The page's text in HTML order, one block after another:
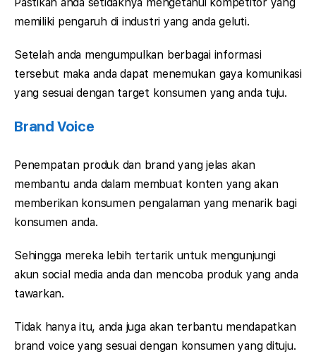
memiliki pengaruh di industri yang anda geluti.
Setelah anda mengumpulkan berbagai informasi
tersebut maka anda dapat menemukan gaya komunikasi
yang sesuai dengan target konsumen yang anda tuju.
Brand Voice
Penempatan produk dan brand yang jelas akan
membantu anda dalam membuat konten yang akan
memberikan konsumen pengalaman yang menarik bagi
konsumen anda.
Sehingga mereka lebih tertarik untuk mengunjungi
akun social media anda dan mencoba produk yang anda
tawarkan.
Tidak hanya itu, anda juga akan terbantu mendapatkan
brand voice yang sesuai dengan konsumen yang dituju.